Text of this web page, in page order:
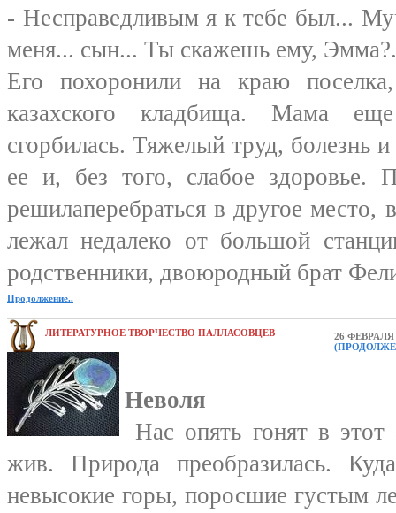
- Несправедливым я к тебе был...
меня... сын... Ты скажешь ему,
Его похоронили на краю
казахского кладбища. Мама
сгорбилась. Тяжелый труд, болезнь
ее и, без того, слабое
решилаперебраться в другое место,
лежал недалеко от большой
родственники, двоюродный брат
Продолжение..
ЛИТЕРАТУРНОЕ ТВОРЧЕСТВО ПАЛЛАСОВЦЕВ
26 ФЕВРАЛЯ
Неволя
Нас опять гонят в
жив. Природа преобразилась.
невысокие горы, поросшие густым